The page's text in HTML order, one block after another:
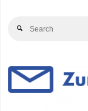
Search